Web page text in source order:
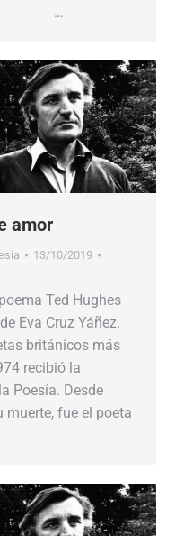
…
amor
13/10/2019
Ted Hughes
Eva Cruz Yáñez.
británicos más
recibió la
Poesía. Desde
muerte, fue el poeta